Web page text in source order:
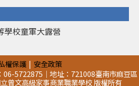
學校童軍大露營
權保護
安全政策
5722875｜地址：721008臺南市麻豆區
曾文高級家事商業職業學校 版權所有